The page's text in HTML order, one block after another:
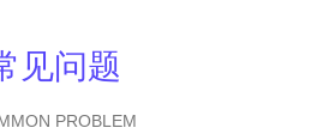
见问题
PROBLEM